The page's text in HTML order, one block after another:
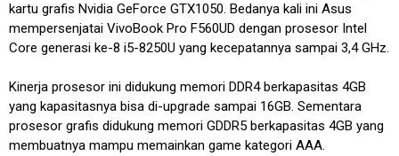
kartu grafis Nvidia GeForce GTX1050. Bedanya kali ini Asus
mempersenjatai VivoBook Pro F560UD dengan prosesor Intel
Core generasi ke-8 i5-8250U yang kecepatannya sampai 3,4 GHz.
Kinerja prosesor ini didukung memori DDR4 berkapasitas 4GB
yang kapasitasnya bisa di-upgrade sampai 16GB. Sementara
prosesor grafis didukung memori GDDR5 berkapasitas 4GB yang
membuatnya mampu memainkan game kategori AAA.